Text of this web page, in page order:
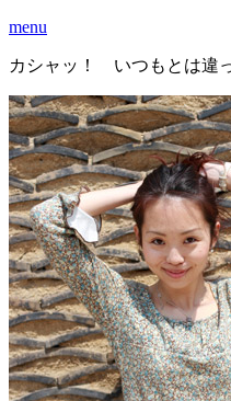
menu
カシャッ！ いつもとは違